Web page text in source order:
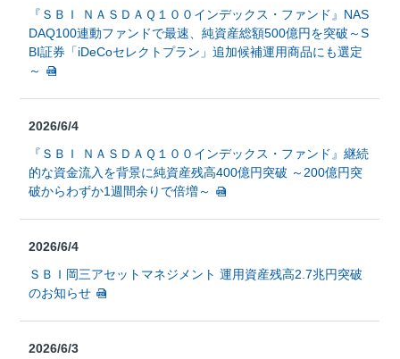
『ＳＢＩ ＮＡＳＤＡＱ１００インデックス・ファンド』NAS
DAQ100連動ファンドで最速、純資産総額500億円を突破～S
BI証券「iDeCoセレクトプラン」追加候補運用商品にも選定
～
2026/6/4
『ＳＢＩ ＮＡＳＤＡＱ１００インデックス・ファンド』継続
的な資金流入を背景に純資産残高400億円突破 ～200億円突
破からわずか1週間余りで倍増～
2026/6/4
ＳＢＩ岡三アセットマネジメント 運用資産残高2.7兆円突破
のお知らせ
2026/6/3